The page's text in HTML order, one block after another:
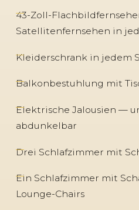
43-Zoll-
Satellitenfernsehen in
Kleiderschrank in jedem
Balkonbestuhlung mit
Elektrische Jalousien —
abdunkelbar
Drei Schlafzimmer mit
Ein Schlafzimmer mit
Lounge-Chairs